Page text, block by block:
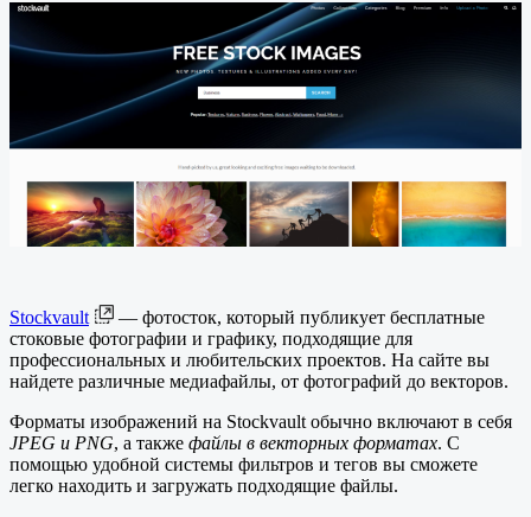
Stockvault
— фотосток, который публикует бесплатные
стоковые фотографии и графику, подходящие для
профессиональных и любительских проектов. На сайте вы
найдете различные медиафайлы, от фотографий до векторов.
Форматы изображений на Stockvault обычно включают в себя
JPEG и PNG, а также файлы в векторных форматах. С
помощью удобной системы фильтров и тегов вы сможете
легко находить и загружать подходящие файлы.